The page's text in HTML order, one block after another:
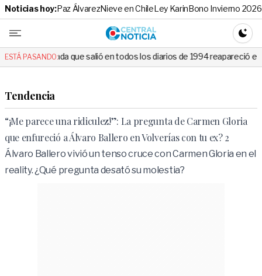
Noticias hoy:Paz ÁlvarezNieve en ChileLey KarinBono Invierno 2026
Central
ESTÁ PASANDO:
salió en todos los diarios de 1994 reapareció e hizo llorar a todos en
Tendencia
“¡Me parece una ridiculez!”: La pregunta de Carmen Gloria
que enfureció a Álvaro Ballero en Volverías con tu ex? 2
Álvaro Ballero vivió un tenso cruce con Carmen Gloria en el
reality. ¿Qué pregunta desató su molestia?